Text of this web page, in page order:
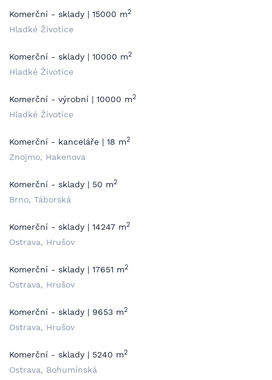
Komerční - sklady | 15000 m2
Hladké Životice
Komerční - sklady | 10000 m2
Hladké Životice
Komerční - výrobní | 10000 m2
Hladké Životice
Komerční - kanceláře | 18 m2
Znojmo, Hakenova
Komerční - sklady | 50 m2
Brno, Táborská
Komerční - sklady | 14247 m2
Ostrava, Hrušov
Komerční - sklady | 17651 m2
Ostrava, Hrušov
Komerční - sklady | 9653 m2
Ostrava, Hrušov
Komerční - sklady | 5240 m2
Ostrava, Bohumínská